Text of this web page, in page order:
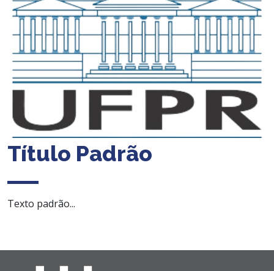
Título Padrão
Texto padrão...